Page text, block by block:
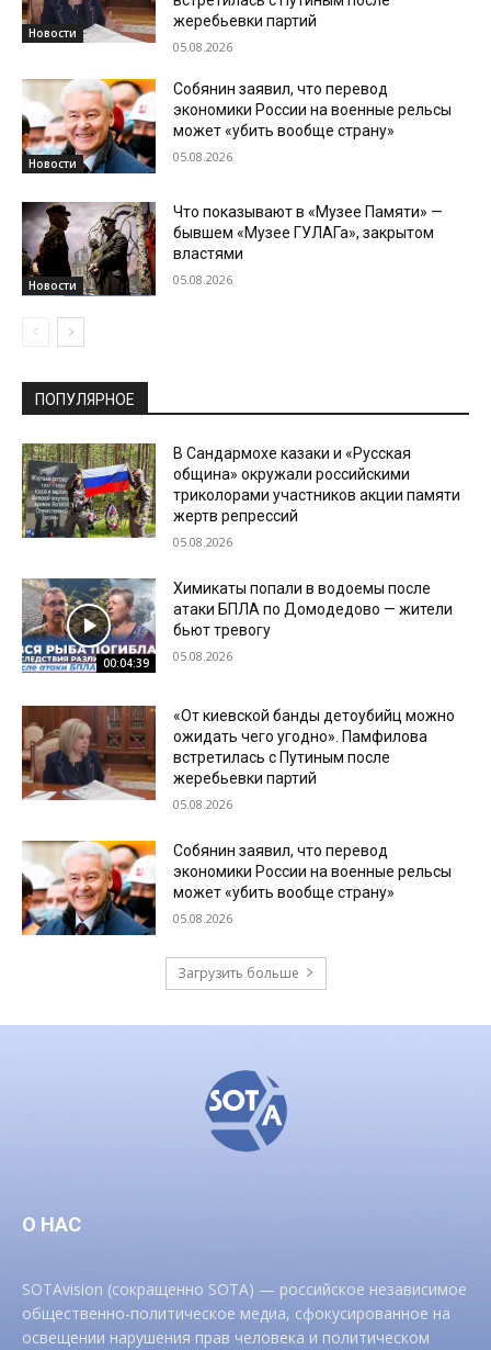
Новости
жеребьевки партий
05.08.2026
Новости
Собянин заявил, что перевод
экономики России на военные рельсы
может «убить вообще страну»
05.08.2026
Новости
Что показывают в «Музее Памяти» —
бывшем «Музее ГУЛАГа», закрытом
властями
05.08.2026
ПОПУЛЯРНОЕ
В Сандармохе казаки и «Русская
община» окружали российскими
триколорами участников акции памяти
жертв репрессий
05.08.2026
00:04:39
Химикаты попали в водоемы после
атаки БПЛА по Домодедово — жители
бьют тревогу
05.08.2026
«От киевской банды детоубийц можно
ожидать чего угодно». Памфилова
встретилась с Путиным после
жеребьевки партий
05.08.2026
Собянин заявил, что перевод
экономики России на военные рельсы
может «убить вообще страну»
05.08.2026
Загрузить больше
О НАС
SOTAvision (сокращенно SOTA) — российское независимое
общественно-политическое медиа, сфокусированное на
освещении нарушения прав человека и политическом